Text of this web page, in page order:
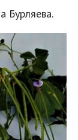
Бурляева.